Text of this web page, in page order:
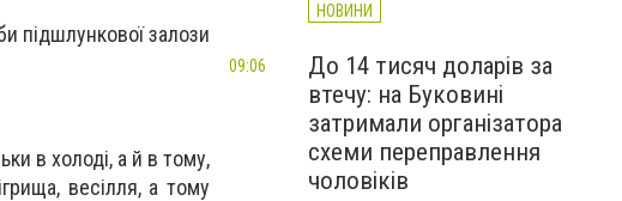
підшлункової залози
в холоді, а й в тому,
весілля, а тому
НОВИНИ
До 14 тисяч доларів за
втечу: на Буковині
затримали організатора
схеми переправлення
чоловіків
09:06